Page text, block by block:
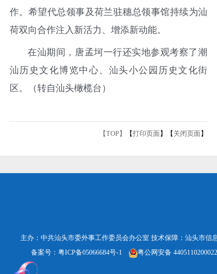
作。希望代总领事及荷兰驻穗总领事馆持续为汕
荷双向合作注入新活力、增添新动能。
在汕期间，唐孟坷一行还实地参观考察了潮
汕历史文化博览中心、汕头小公园历史文化街
区。
（转自汕头橄榄台）
【TOP】 【打印页面 】【 关闭页面 】
主办：中共汕头市委外事工作委员会办公室 技术保障：汕头市信
备案号：粤ICP备05066684号-1
粤公网安备